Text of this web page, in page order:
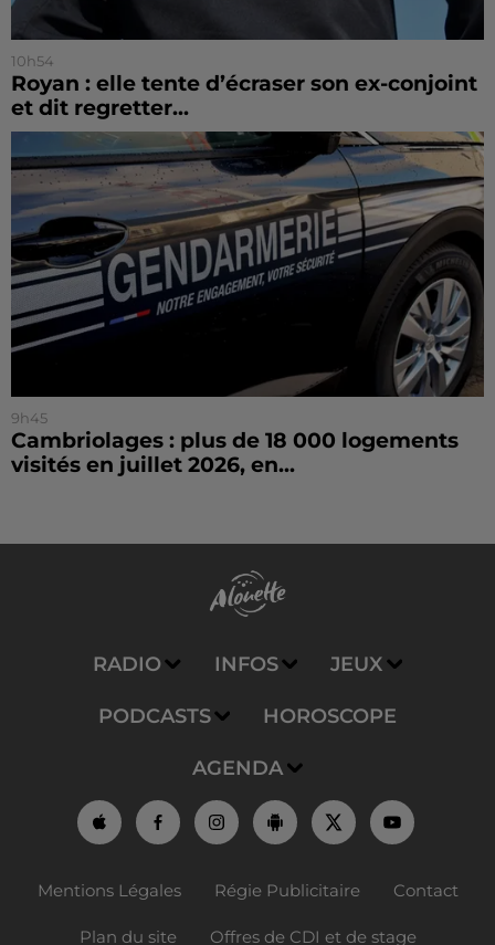
10h54
Royan : elle tente d’écraser son ex-conjoint
et dit regretter...
9h45
Cambriolages : plus de 18 000 logements
visités en juillet 2026, en...
RADIO INFOS JEUX
PODCASTS HOROSCOPE
AGENDA
Mentions Légales Régie Publicitaire Contact
Plan du site Offres de CDI et de stage